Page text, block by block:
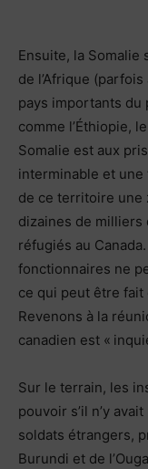
Ensuite, la
de l’Afrique
pays importants du
comme l’Éthiopie,
Somalie est aux
interminable et une
de ce territoire une
dizaines de milliers
réfugiés au
fonctionnaires ne
ce qui peut être fait
Revenons à la
canadien est «
Sur le terrain, les
pouvoir s’il n’y
soldats étrangers,
Burundi et de